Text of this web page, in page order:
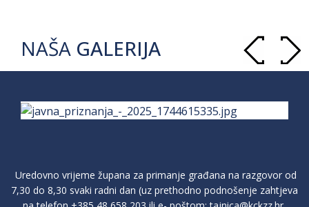
NAŠA GALERIJA
Uredovno vrijeme župana za primanje građana na razgovor od
7,30 do 8,30 svaki radni dan (uz prethodno podnošenje zahtjeva